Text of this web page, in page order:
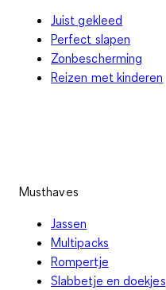
Juist gekleed
Perfect slapen
Zonbescherming
Reizen met kinderen
Musthaves
Jassen
Multipacks
Rompertje
Slabbetje en doekjes